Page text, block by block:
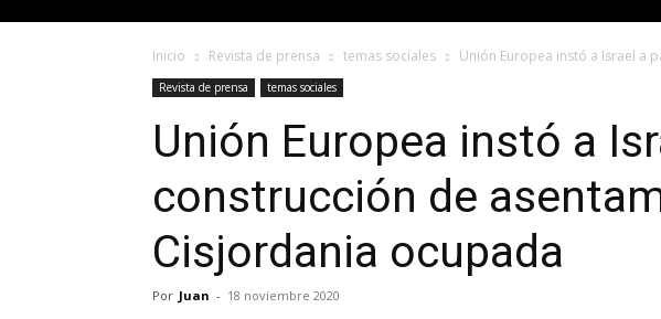
Inicio Revista de prensa temas sociales Unión Europea instó a Israel a
Revista de prensa temas sociales
Unión Europea instó a
construcción de
Cisjordania ocupada
Por Juan - 18 noviembre 2020